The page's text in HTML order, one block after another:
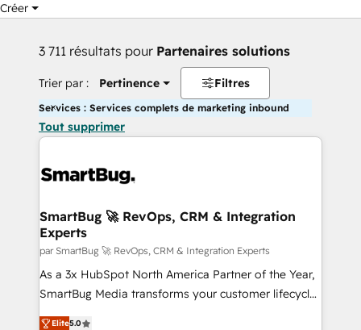
Créer
3 711 résultats pour Partenaires solutions
Trier par : Pertinence Filtres
Services : Services complets de marketing inbound
Tout supprimer
SmartBug 🚀 RevOps, CRM & Integration
Experts
par SmartBug 🚀 RevOps, CRM & Integration Experts
As a 3x HubSpot North America Partner of the Year,
SmartBug Media transforms your customer lifecycle
into a revenue engine. Our unified ecosystem
Elite5.0